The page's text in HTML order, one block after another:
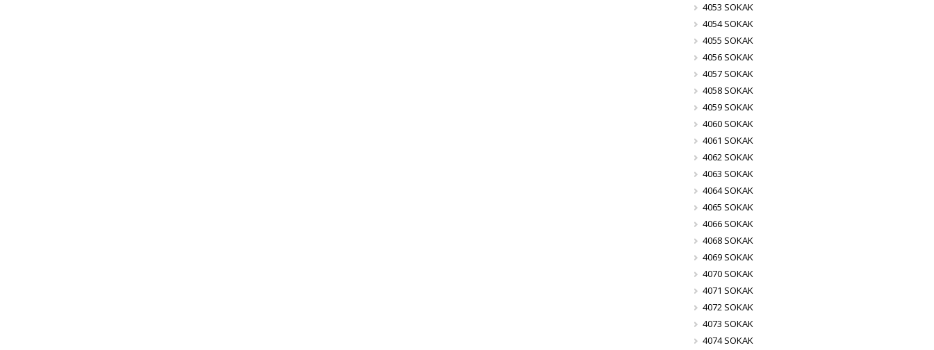
4053 SOKAK
4054 SOKAK
4055 SOKAK
4056 SOKAK
4057 SOKAK
4058 SOKAK
4059 SOKAK
4060 SOKAK
4061 SOKAK
4062 SOKAK
4063 SOKAK
4064 SOKAK
4065 SOKAK
4066 SOKAK
4068 SOKAK
4069 SOKAK
4070 SOKAK
4071 SOKAK
4072 SOKAK
4073 SOKAK
4074 SOKAK